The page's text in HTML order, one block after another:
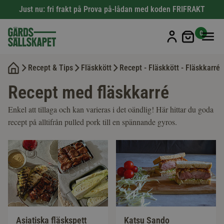
Just nu: fri frakt på Prova på-lådan med koden FRIFRAKT
Min
0
Recept & Tips Fläskkött Recept - Fläskkött - Fläskkarré
Recept med fläskkarré
Enkel att tillaga och kan varieras i det oändlig! Här hittar du goda
recept på alltifrån pulled pork till en spännande gyros.
Asiatiska fläskspett Katsu Sando